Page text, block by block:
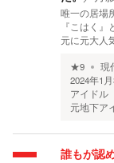
唯一の居場
『こはく
元に元大人
★9 現
2024年1
アイドル
元地下ア
誰もが認